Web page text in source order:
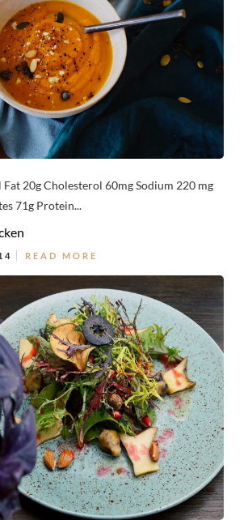
20g Cholesterol 60mg Sodium 220 mg
71g Protein...
READ MORE